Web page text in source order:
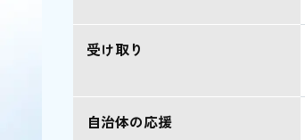
受け取り
自治体の応援